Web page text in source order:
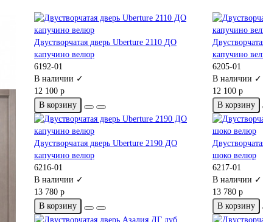
Двустворчатая дверь Uberture 2110 ДО
капучино велюр
6192-01
В наличии ✓
12 100 р
В корзину
капучино
6205-01
В наличии ✓
12 100 р
В корзину
Двустворчатая дверь Uberture 2190 ДО
капучино велюр
6216-01
В наличии ✓
13 780 р
В корзину
шоко велюр
6217-01
В наличии ✓
13 780 р
В корзину